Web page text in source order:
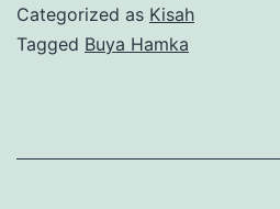
Categorized as Kisah
Tagged Buya Hamka